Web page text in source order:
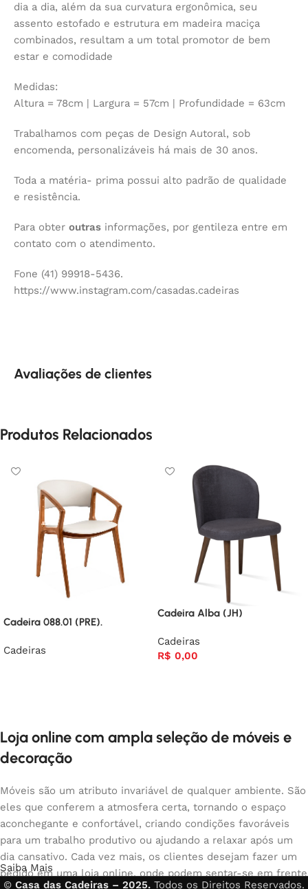
dia a dia, além da sua curvatura ergonômica, seu
assento estofado e estrutura em madeira maciça
combinados, resultam a um total promotor de bem
estar e comodidade
Medidas:
Altura = 78cm | Largura = 57cm | Profundidade = 63cm
Trabalhamos com peças de Design Autoral, sob
encomenda, personalizáveis há mais de 30 anos.
Toda a matéria- prima possui alto padrão de qualidade
e resistência.
Para obter outras informações, por gentileza entre em
contato com o atendimento.
Fone (41) 99918-5436.
https://www.instagram.com/casadas.cadeiras
Avaliações de clientes
Produtos Relacionados
Cadeira 088.01 (PRE).
Cadeiras
Cadeira Alba (JH)
Cadeiras
R$ 0,00
Loja online com ampla seleção de móveis e
decoração
Móveis são um atributo invariável de qualquer ambiente. São
eles que conferem a atmosfera certa, tornando o espaço
aconchegante e confortável, criando condições favoráveis
para um trabalho produtivo ou ajudando a relaxar após um
dia cansativo. Cada vez mais, os clientes desejam fazer um
pedido em uma loja online, onde podem sentar-se em frente
Saiba Mais
© Casa das Cadeiras – 2025. Todos os Direitos Reservados.